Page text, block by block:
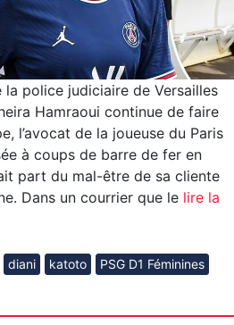
la police judiciaire de Versailles
Hamraoui continue de faire
l’avocat de la joueuse du Paris
à coups de barre de fer en
part du mal-être de sa cliente
Dans un courrier que le lire la
diani katoto
PSG D1 Féminines